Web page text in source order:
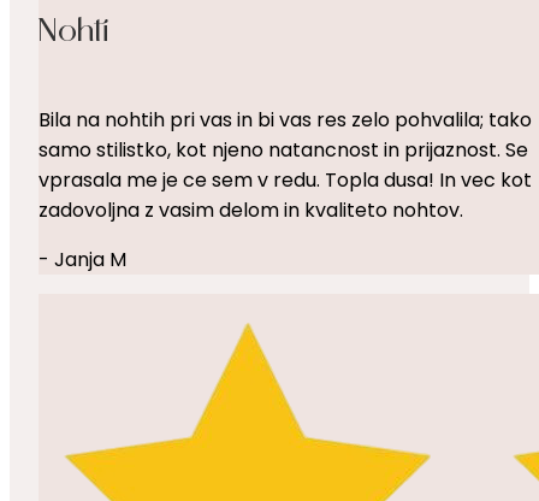
Nohti
Bila na nohtih pri vas in bi vas res zelo pohvalila; tako
samo stilistko, kot njeno natancnost in prijaznost. Se
vprasala me je ce sem v redu. Topla dusa! In vec kot
zadovoljna z vasim delom in kvaliteto nohtov.
- Janja M